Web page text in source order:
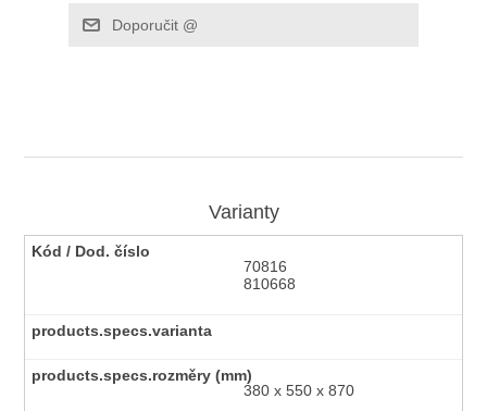
Varianty
70816
810668
380 x 550 x 870